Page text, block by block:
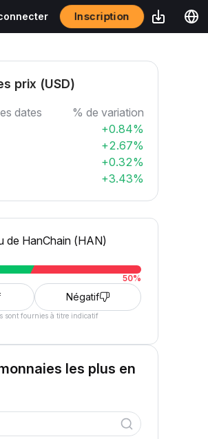
Inscription
prix (USD)
dates
% de variation
+0.84%
+2.67%
+0.32%
+3.43%
de HanChain (HAN)
50%
Négatif
sont fournies à titre indicatif
les plus en